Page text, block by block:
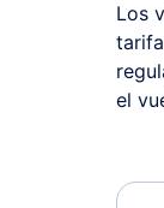
Los
el